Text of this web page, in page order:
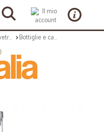
Bottiglie vetro e ceramica Bottiglie e caraffe: Detroit bottiglia 1,1 lt. trasparente